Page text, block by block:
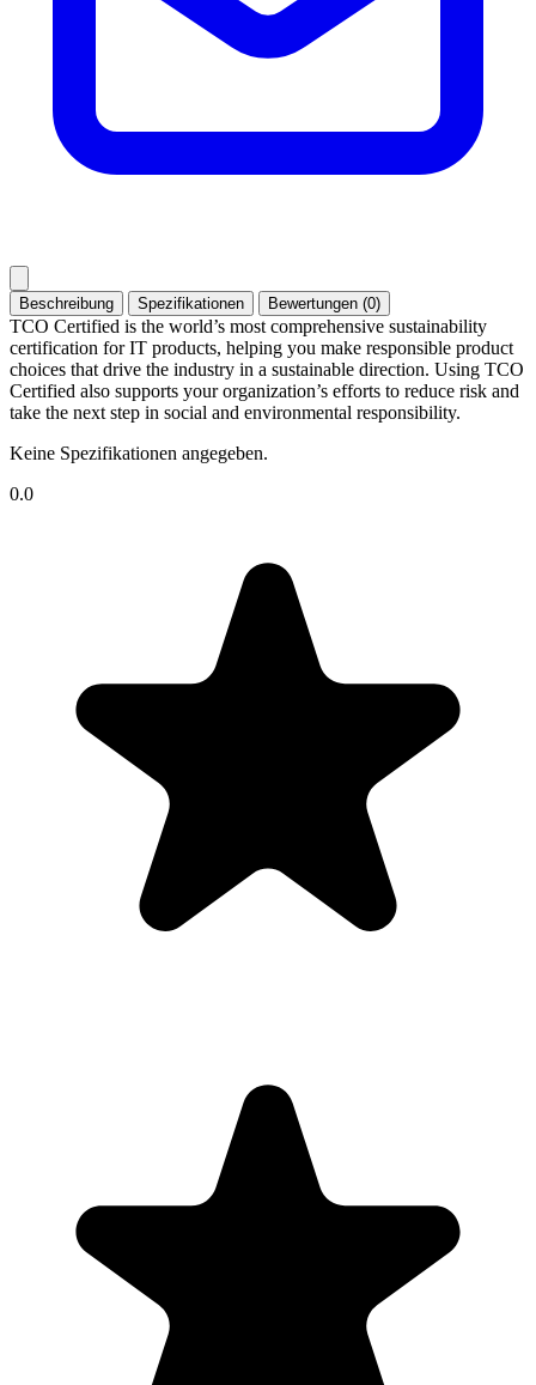
Beschreibung Spezifikationen Bewertungen (0)
TCO Certified is the world’s most comprehensive sustainability
certification for IT products, helping you make responsible product
choices that drive the industry in a sustainable direction. Using TCO
Certified also supports your organization’s efforts to reduce risk and
take the next step in social and environmental responsibility.
Keine Spezifikationen angegeben.
0.0